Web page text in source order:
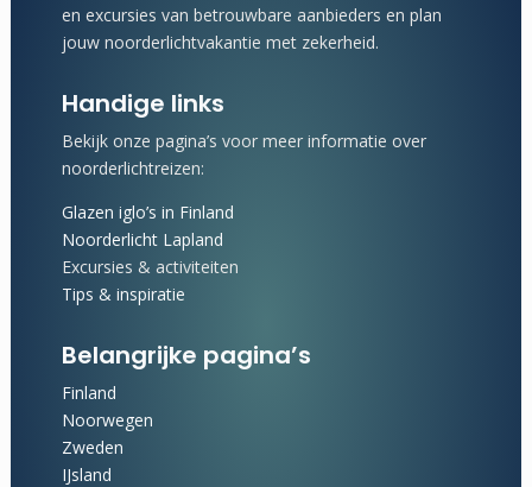
en excursies van betrouwbare aanbieders en plan
jouw noorderlichtvakantie met zekerheid.
Handige links
Bekijk onze pagina’s voor meer informatie over
noorderlichtreizen:
Glazen iglo’s in Finland
Noorderlicht Lapland
Excursies & activiteiten
Tips & inspiratie
Belangrijke pagina’s
Finland
Noorwegen
Zweden
IJsland